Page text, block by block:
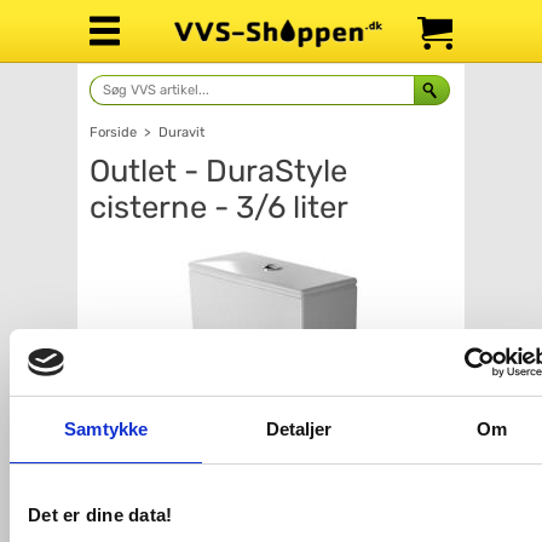
Samtykke Detaljer Om
Det er dine data!
Forside > Duravit
Outlet - DuraStyle
cisterne - 3/6 liter
Antal Fragt: 99,-